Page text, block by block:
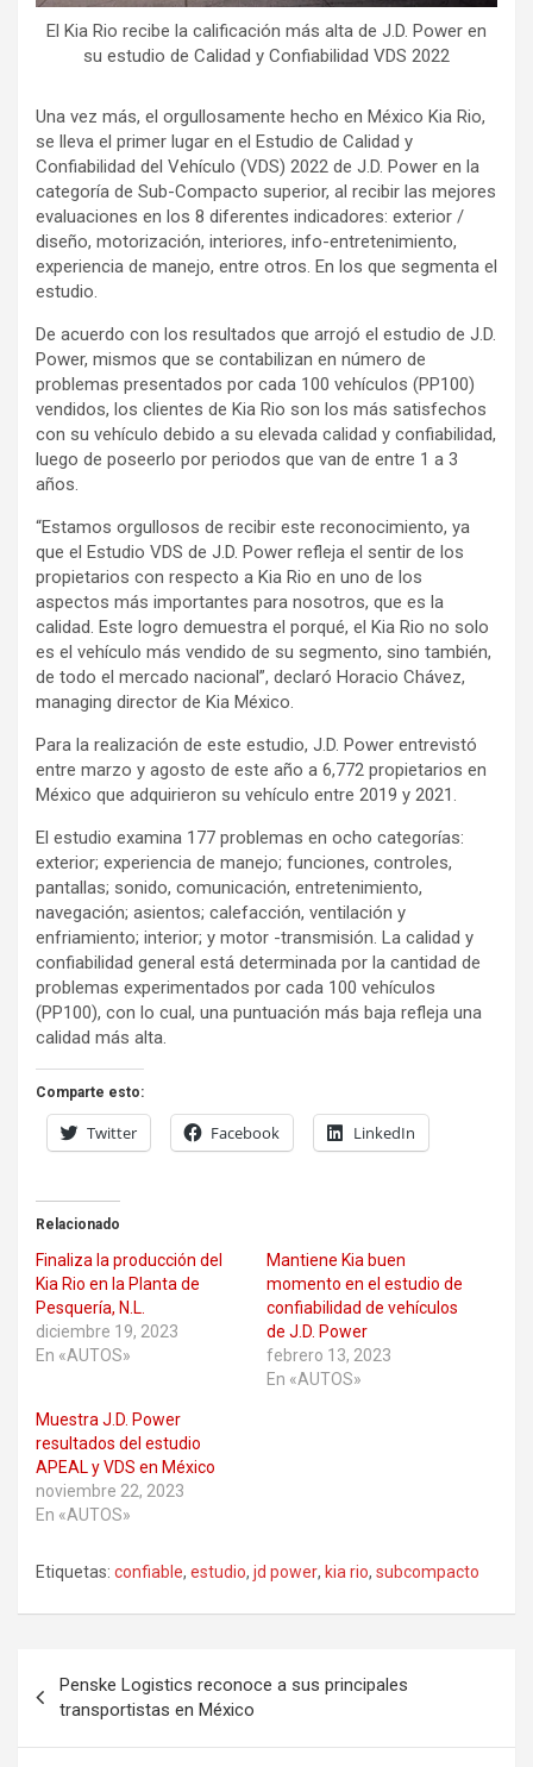
El Kia Rio recibe la calificación más alta de J.D. Power en
su estudio de Calidad y Confiabilidad VDS 2022
Una vez más, el orgullosamente hecho en México Kia Rio,
se lleva el primer lugar en el Estudio de Calidad y
Confiabilidad del Vehículo (VDS) 2022 de J.D. Power en la
categoría de Sub-Compacto superior, al recibir las mejores
evaluaciones en los 8 diferentes indicadores: exterior /
diseño, motorización, interiores, info-entretenimiento,
experiencia de manejo, entre otros. En los que segmenta el
estudio.
De acuerdo con los resultados que arrojó el estudio de J.D.
Power, mismos que se contabilizan en número de
problemas presentados por cada 100 vehículos (PP100)
vendidos, los clientes de Kia Rio son los más satisfechos
con su vehículo debido a su elevada calidad y confiabilidad,
luego de poseerlo por periodos que van de entre 1 a 3
años.
“Estamos orgullosos de recibir este reconocimiento, ya
que el Estudio VDS de J.D. Power refleja el sentir de los
propietarios con respecto a Kia Rio en uno de los
aspectos más importantes para nosotros, que es la
calidad. Este logro demuestra el porqué, el Kia Rio no solo
es el vehículo más vendido de su segmento, sino también,
de todo el mercado nacional”, declaró Horacio Chávez,
managing director de Kia México.
Para la realización de este estudio, J.D. Power entrevistó
entre marzo y agosto de este año a 6,772 propietarios en
México que adquirieron su vehículo entre 2019 y 2021.
El estudio examina 177 problemas en ocho categorías:
exterior; experiencia de manejo; funciones, controles,
pantallas; sonido, comunicación, entretenimiento,
navegación; asientos; calefacción, ventilación y
enfriamiento; interior; y motor -transmisión. La calidad y
confiabilidad general está determinada por la cantidad de
problemas experimentados por cada 100 vehículos
(PP100), con lo cual, una puntuación más baja refleja una
calidad más alta.
Comparte esto:
Twitter Facebook LinkedIn
Relacionado
Finaliza la producción del
Kia Rio en la Planta de
Pesquería, N.L.
diciembre 19, 2023
En «AUTOS»
Mantiene Kia buen
momento en el estudio de
confiabilidad de vehículos
de J.D. Power
febrero 13, 2023
En «AUTOS»
Muestra J.D. Power
resultados del estudio
APEAL y VDS en México
noviembre 22, 2023
En «AUTOS»
Etiquetas: confiable, estudio, jd power, kia rio, subcompacto
de
entradas
Penske Logistics reconoce a sus principales
transportistas en México